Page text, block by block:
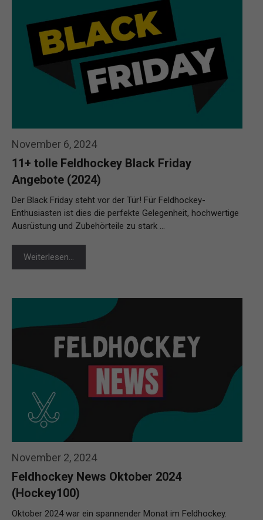
November 6, 2024
11+ tolle Feldhockey Black Friday
Angebote (2024)
Der Black Friday steht vor der Tür! Für Feldhockey-
Enthusiasten ist dies die perfekte Gelegenheit, hochwertige
Ausrüstung und Zubehörteile zu stark …
Weiterlesen…
November 2, 2024
Feldhockey News Oktober 2024
(Hockey100)
Oktober 2024 war ein spannender Monat im Feldhockey.